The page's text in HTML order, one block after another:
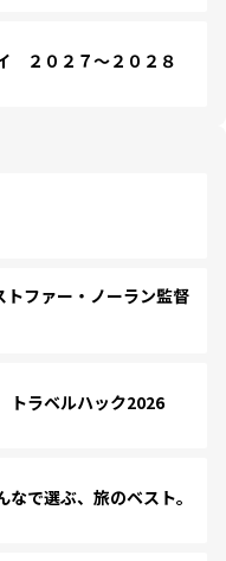
２０２７～２０２８
ファー・ノーラン監督
ラベルハック2026
で選ぶ、旅のベスト。